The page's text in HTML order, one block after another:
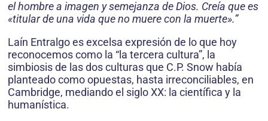
el hombre a imagen y semejanza de Dios. Creía que es
«titular de una vida que no muere con la muerte».”
Laín Entralgo es excelsa expresión de lo que hoy
reconocemos como la “la tercera cultura”, la
simbiosis de las dos culturas que C.P. Snow había
planteado como opuestas, hasta irreconciliables, en
Cambridge, mediando el siglo XX: la científica y la
humanística.